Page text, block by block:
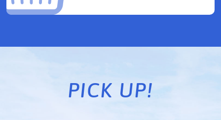
PICK UP!